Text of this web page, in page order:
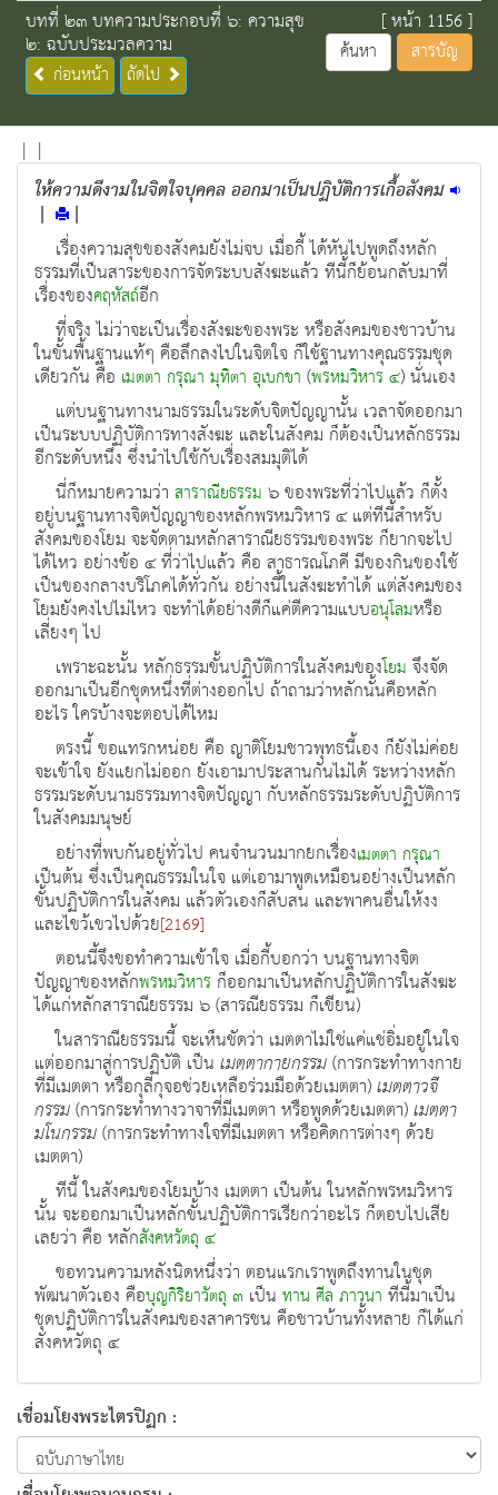
บทที่ ๒๓ บทความประกอบที่ ๖: ความสุข
๒: ฉบับประมวลความ
ก่อนหน้า ถัดไป
[ หน้า 1156 ]
ค้นหา สารบัญ
| |
ให้ความดีงามในจิตใจบุคคล ออกมาเป็นปฏิบัติการเกื้อสังคม
| |
เรื่องความสุขของสังคมยังไม่จบ เมื่อกี้ ได้หันไปพูดถึงหลัก
ธรรมที่เป็นสาระของการจัดระบบสังฆะแล้ว ทีนี้ก็ย้อนกลับมาที่
เรื่องของคฤหัสถ์อีก
ที่จริง ไม่ว่าจะเป็นเรื่องสังฆะของพระ หรือสังคมของชาวบ้าน
ในขั้นพื้นฐานแท้ๆ คือลึกลงไปในจิตใจ ก็ใช้ฐานทางคุณธรรมชุด
เดียวกัน คือ เมตตา กรุณา มุทิตา อุเบกขา (พรหมวิหาร ๔) นั่นเอง
แต่บนฐานทางนามธรรมในระดับจิตปัญญานั้น เวลาจัดออกมา
เป็นระบบปฏิบัติการทางสังฆะ และในสังคม ก็ต้องเป็นหลักธรรม
อีกระดับหนึ่ง ซึ่งนำไปใช้กับเรื่องสมมุติได้
นี่ก็หมายความว่าสาราณียธรรม ๖ ของพระที่ว่าไปแล้ว ก็ตั้ง
อยู่บนฐานทางจิตปัญญาของหลักพรหมวิหาร ๔ แต่ทีนี้สำหรับ
สังคมของโยม จะจัดตามหลักสาราณียธรรมของพระ ก็ยากจะไป
ได้ไหว อย่างข้อ ๔ ที่ว่าไปแล้ว คือ สาธารณโภคี มีของกินของใช้
เป็นของกลางบริโภคได้ทั่วกัน อย่างนี้ในสังฆะทำได้ แต่สังคมของ
โยมยังคงไปไม่ไหว จะทำได้อย่างดีก็แค่ตีความแบบอนุโลมหรือ
เลี่ยงๆ ไป
เพราะฉะนั้น หลักธรรมขั้นปฏิบัติการในสังคมของโยม จึงจัด
ออกมาเป็นอีกชุดหนึ่งที่ต่างออกไป ถ้าถามว่าหลักนั้นคือหลัก
อะไร ใครบ้างจะตอบได้ไหม
ตรงนี้ ขอแทรกหน่อย คือ ญาติโยมชาวพุทธนี้เอง ก็ยังไม่ค่อย
จะเข้าใจ ยังแยกไม่ออก ยังเอามาประสานกันไม่ได้ ระหว่างหลัก
ธรรมระดับนามธรรมทางจิตปัญญา กับหลักธรรมระดับปฏิบัติการ
ในสังคมมนุษย์
อย่างที่พบกันอยู่ทั่วไป คนจำนวนมากยกเรื่องเมตตา กรุณา
เป็นต้น ซึ่งเป็นคุณธรรมในใจ แต่เอามาพูดเหมือนอย่างเป็นหลัก
ขั้นปฏิบัติการในสังคม แล้วตัวเองก็สับสน และพาคนอื่นให้งง
และไขว้เขวไปด้วย[2169]
ตอนนี้จึงขอทำความเข้าใจ เมื่อกี้บอกว่า บนฐานทางจิต
ปัญญาของหลักพรหมวิหาร ก็ออกมาเป็นหลักปฏิบัติการในสังฆะ
ได้แก่หลักสาราณียธรรม ๖ (สารณียธรรม ก็เขียน)
ในสาราณียธรรมนี้ จะเห็นชัดว่า เมตตาไม่ใช่แค่แช่อิ่มอยู่ในใจ
แต่ออกมาสู่การปฏิบัติ เป็น เมตตากายกรรม(การกระทำทางกาย
ที่มีเมตตา หรือกุลีกุจอช่วยเหลือร่วมมือด้วยเมตตา)เมตตาวจี
กรรม(การกระทำทางวาจาที่มีเมตตา หรือพูดด้วยเมตตา)เมตตา
มโนกรรม(การกระทำทางใจที่มีเมตตา หรือคิดการต่างๆ ด้วย
เมตตา)
ทีนี้ ในสังคมของโยมบ้าง เมตตา เป็นต้น ในหลักพรหมวิหาร
นั้น จะออกมาเป็นหลักขั้นปฏิบัติการเรียกว่าอะไร ก็ตอบไปเสีย
เลยว่า คือ หลักสังคหวัตถุ ๔
ขอทวนความหลังนิดหนึ่งว่า ตอนแรกเราพูดถึงทานในชุด
พัฒนาตัวเอง คือบุญกิริยาวัตถุ ๓ เป็น ทานศีล ภาวนา ทีนี้มาเป็น
ชุดปฏิบัติการในสังคมของสาคารชน คือชาวบ้านทั้งหลาย ก็ได้แก่
สังคหวัตถุ ๔
เชื่อมโยงพระไตรปิฏก :